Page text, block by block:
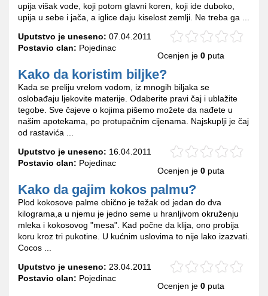
upija višak vode, koji potom glavni koren, koji ide duboko,
upija u sebe i jača, a iglice daju kiselost zemlji. Ne treba ga ...
Uputstvo je uneseno: 07.04.2011
Postavio clan: Pojedinac
Ocenjen je 0 puta
Kako da koristim biljke?
Kada se preliju vrelom vodom, iz mnogih biljaka se
oslobađaju ljekovite materije. Odaberite pravi čaj i ublažite
tegobe. Sve čajeve o kojima pišemo možete da nađete u
našim apotekama, po protupačnim cijenama. Najskuplji je čaj
od rastavića ...
Uputstvo je uneseno: 16.04.2011
Postavio clan: Pojedinac
Ocenjen je 0 puta
Kako da gajim kokos palmu?
Plod kokosove palme obično je težak od jedan do dva
kilograma,a u njemu je jedno seme u hranljivom okruženju
mleka i kokosovog "mesa". Kad počne da klija, ono probija
koru kroz tri pukotine. U kućnim uslovima to nije lako izazvati.
Cocos ...
Uputstvo je uneseno: 23.04.2011
Postavio clan: Pojedinac
Ocenjen je 0 puta